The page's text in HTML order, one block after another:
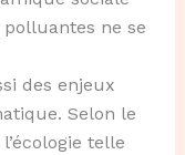
ne se
des enjeux
Selon le
telle